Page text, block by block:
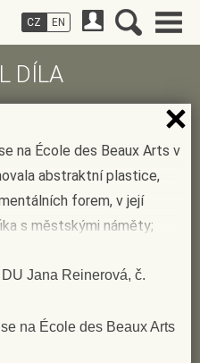
DÍLA
na École des Beaux Arts v
abstraktní plastice,
forem, v její
s městskými náměty;
jednotlivých měst, která
Ženeva, Salcburk,
jihočeské přírody ji
vedle městských
hudbě; byla zastoupena
Jana Reinerová, č.
na École des Beaux Arts
CZ EN